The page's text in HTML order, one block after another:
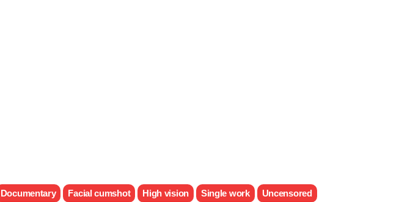
Documentary Facial cumshot High vision Single work Uncensored